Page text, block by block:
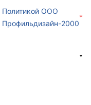
Политикой ООО
Профильдизайн-2000
*